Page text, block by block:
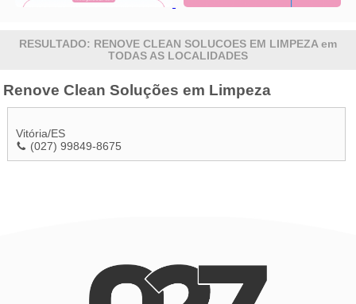
RESULTADO: RENOVE CLEAN SOLUCOES EM LIMPEZA em
TODAS AS LOCALIDADES
Renove Clean Soluções em Limpeza
Vitória/ES
(027) 99849-8675